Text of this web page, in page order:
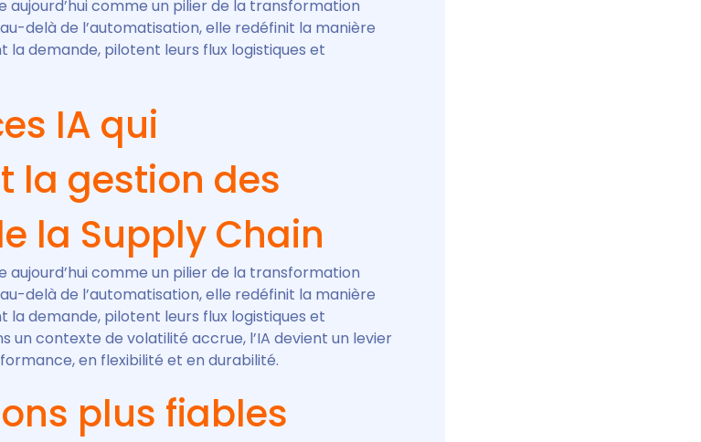
aujourd’hui comme un pilier de la transformation
delà de l’automatisation, elle redéfinit la manière
demande, pilotent leurs flux logistiques et
IA qui
la gestion des
la Supply Chain
aujourd’hui comme un pilier de la transformation
delà de l’automatisation, elle redéfinit la manière
demande, pilotent leurs flux logistiques et
un contexte de volatilité accrue, l’IA devient un levier
en flexibilité et en durabilité.
plus fiables